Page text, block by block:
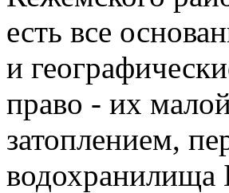
есть все
и
право - их
затоплением,